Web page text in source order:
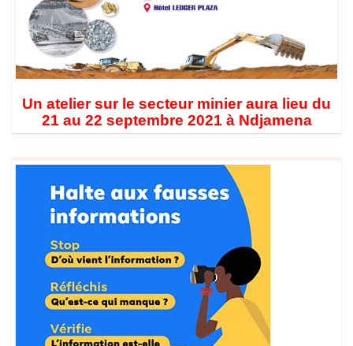
Un atelier sur le secteur minier aura lieu du
21 au 22 septembre 2021 à Ndjamena